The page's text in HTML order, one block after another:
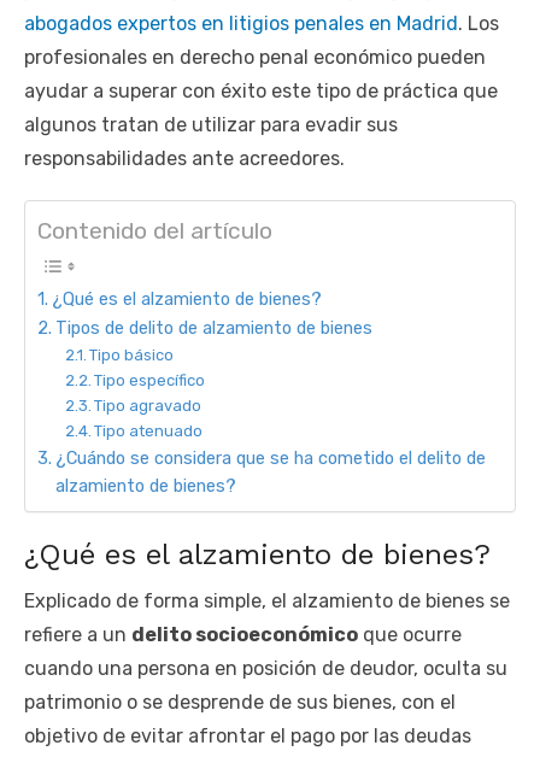
abogados expertos en litigios penales en Madrid . Los
profesionales en derecho penal económico pueden
ayudar a superar con éxito este tipo de práctica que
algunos tratan de utilizar para evadir sus
responsabilidades ante acreedores.
Contenido del artículo
¿Qué es el alzamiento de bienes?
Tipos de delito de alzamiento de bienes
Tipo básico
Tipo específico
Tipo agravado
Tipo atenuado
¿Cuándo se considera que se ha cometido el delito de
alzamiento de bienes?
¿Qué es el alzamiento de bienes?
Explicado de forma simple, el alzamiento de bienes se
refiere a un delito socioeconómico que ocurre
cuando una persona en posición de deudor, oculta su
patrimonio o se desprende de sus bienes, con el
objetivo de evitar afrontar el pago por las deudas